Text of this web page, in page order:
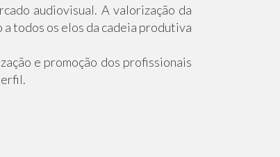
audiovisual. A valorização da
todos os elos da cadeia produtiva
e promoção dos profissionais